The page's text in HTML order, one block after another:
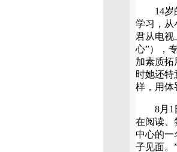
14岁的
学习，从
君从电视
心”），
加素质拓
时她还特
样，用体
8月1日
在阅读、
中心的一
子见面。